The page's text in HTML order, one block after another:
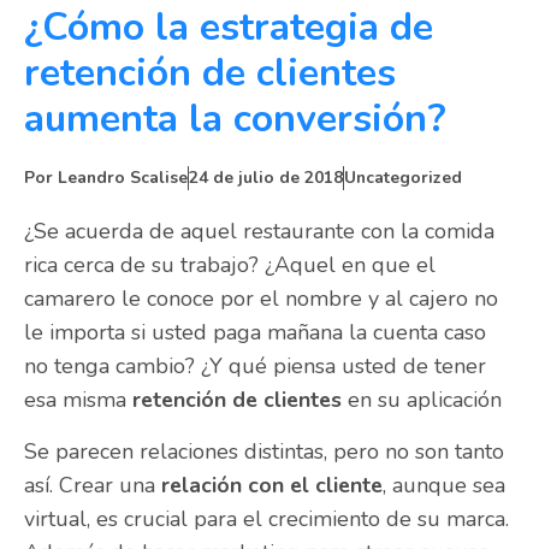
¿Cómo la estrategia de
retención de clientes
aumenta la conversión?
Por Leandro Scalise24 de julio de 2018Uncategorized
¿Se acuerda de aquel restaurante con la comida
rica cerca de su trabajo? ¿Aquel en que el
camarero le conoce por el nombre y al cajero no
le importa si usted paga mañana la cuenta caso
no tenga cambio? ¿Y qué piensa usted de tener
esa misma retención de clientes en su aplicación
Se parecen relaciones distintas, pero no son tanto
así. Crear una relación con el cliente, aunque sea
virtual, es crucial para el crecimiento de su marca.